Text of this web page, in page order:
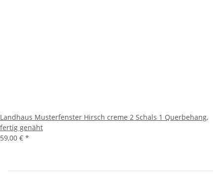
Landhaus Musterfenster Hirsch creme 2 Schals 1 Querbehang,
fertig genäht
59,00 € *